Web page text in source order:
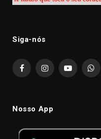
Siga-nós
FacebookInstagramYouTube
Nosso App